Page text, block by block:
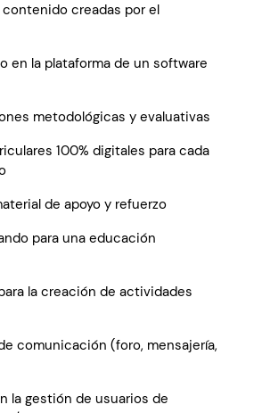
creadas por el
en la plataforma de un software
metodológicas y evaluativas
100% digitales para cada
de apoyo y refuerzo
para una educación
la creación de actividades
comunicación (foro, mensajería,
la gestión de usuarios de